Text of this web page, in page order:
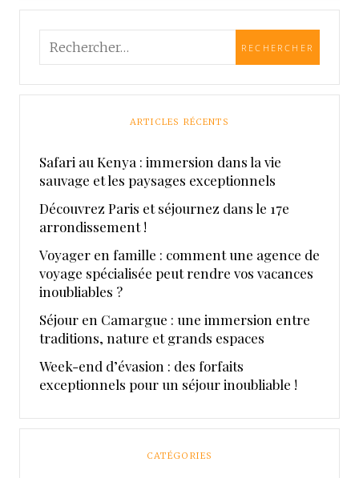
ARTICLES RÉCENTS
Safari au Kenya : immersion dans la vie
sauvage et les paysages exceptionnels
Découvrez Paris et séjournez dans le 17e
arrondissement !
Voyager en famille : comment une agence de
voyage spécialisée peut rendre vos vacances
inoubliables ?
Séjour en Camargue : une immersion entre
traditions, nature et grands espaces
Week-end d’évasion : des forfaits
exceptionnels pour un séjour inoubliable !
CATÉGORIES